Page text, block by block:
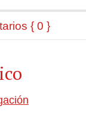
{ 0 }